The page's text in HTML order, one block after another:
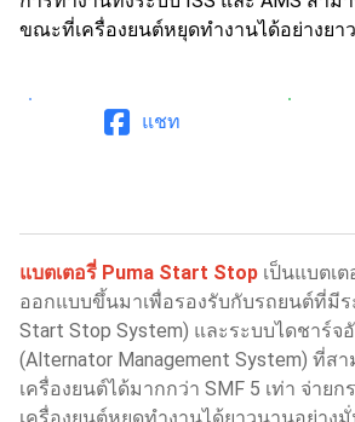
ขณะที่เครื่องยนต์หยุดทำงานได้อย่างยา
แชท
แบตเตอรี่ Puma Start Stop เป็นแบตเ
ออกแบบขึ้นมาเพื่อรองรับกับรถยนต์ที่มีร
Start Stop System) และระบบไดชาร์จ
(Alternator Management System) ที่ส
เครื่องยนต์ได้มากกว่า SMF 5 เท่า จ่าย